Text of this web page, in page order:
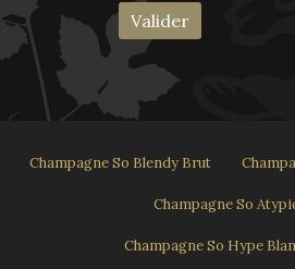
Champagne So Blendy Brut
Champagne So
Champagne So Hype